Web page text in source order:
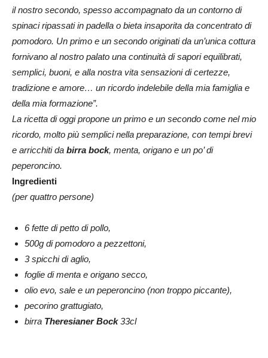
il nostro secondo, spesso accompagnato da un contorno di
spinaci ripassati in padella o bieta insaporita da concentrato di
pomodoro. Un primo e un secondo originati da un’unica cottura
fornivano al nostro palato una continuità di sapori equilibrati,
semplici, buoni, e alla nostra vita sensazioni di certezze,
tradizione e amore… un ricordo indelebile della mia famiglia e
della mia formazione”.
La ricetta di oggi propone un primo e un secondo come nel mio
ricordo, molto più semplici nella preparazione, con tempi brevi
e arricchiti da birra bock, menta, origano e un po’ di
peperoncino.
Ingredienti
(per quattro persone)
6 fette di petto di pollo,
500g di pomodoro a pezzettoni,
3 spicchi di aglio,
foglie di menta e origano secco,
olio evo, sale e un peperoncino (non troppo piccante),
pecorino grattugiato,
birra Theresianer Bock33cl